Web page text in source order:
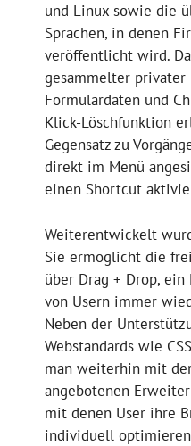
und Linux sowie die
Sprachen, in denen
veröffentlicht wird.
gesammelter privater
Formulardaten und
Klick-Löschfunktion
Gegensatz zu
direkt im Menü
einen Shortcut
Weiterentwickelt
Sie ermöglicht die
über Drag + Drop,
von Usern immer
Neben der
Webstandards wie
man weiterhin mit
angebotenen
mit denen User ihre
individuell